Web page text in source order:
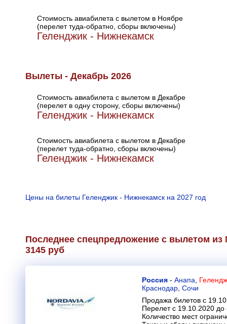
Стоимость авиабилета с вылетом в Ноябре
(перелет туда-обратно, сборы включены)
Геленджик - Нижнекамск
Вылеты - Декабрь 2026
Стоимость авиабилета с вылетом в Декабре
(перелет в одну сторону, сборы включены)
Геленджик - Нижнекамск
Стоимость авиабилета с вылетом в Декабре
(перелет туда-обратно, сборы включены)
Геленджик - Нижнекамск
Цены на билеты Геленджик - Нижнекамск на 2027 год
Последнее спецпредложение с вылетом
3145 руб
Россия - Анапа
Краснодар Сочи
Продажа билетов с
Перелет с 19.10.2020 до
Количество мест